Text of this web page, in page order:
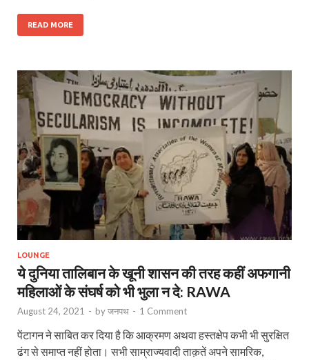
READ MORE
LOUNGE
ये दुनिया तालिबान के खूनी शासन की तरह कहीं अफगानी
महिलाओं के संघर्ष को भी भुला न दे: RAWA
August 24, 2021 - byजनपथ - 1 Comment
पेंटागन ने साबित कर दिया है कि आक्रमण अथवा हस्तक्षेप कभी भी सुरक्षित
ढंग से समाप्त नहीं होता। सभी साम्राज्यवादी ताक़तें अपने सामरिक,